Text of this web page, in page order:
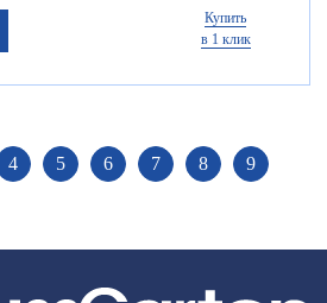
Купить
в 1 клик
4 5 6 7 8 9